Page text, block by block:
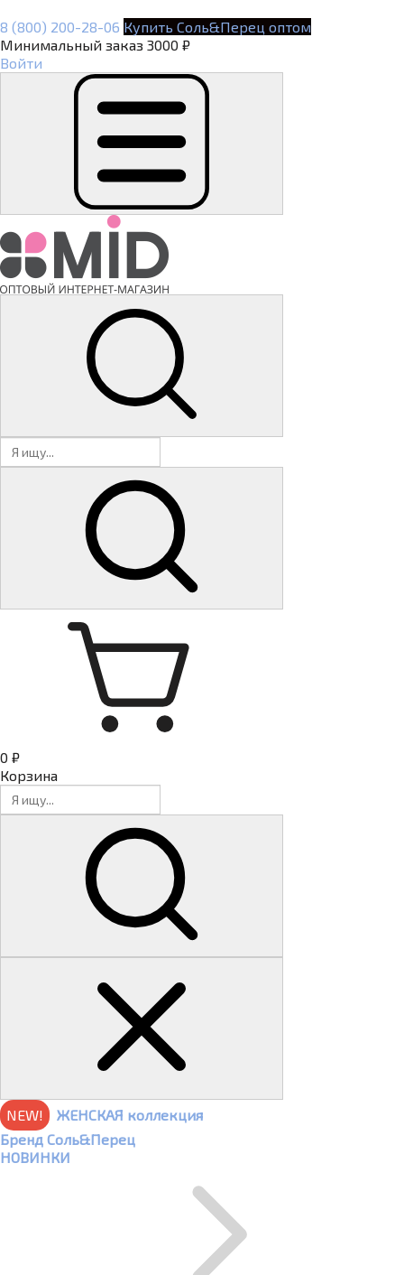
8 (800) 200-28-06 Купить Соль&Перец оптом
Минимальный заказ 3000 ₽
Войти
0 ₽
Корзина
NEW!
ЖЕНСКАЯ коллекция
Бренд Соль&Перец
НОВИНКИ